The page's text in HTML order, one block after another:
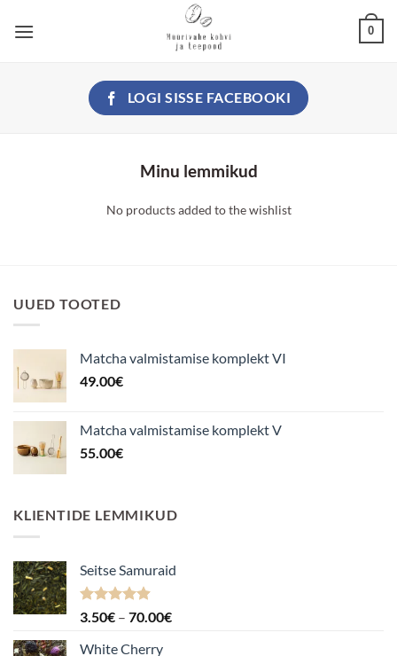
0
LOGI SISSE FACEBOOKI
Minu lemmikud
No products added to the wishlist
UUED TOOTED
Matcha valmistamise komplekt VI
49.00€
Matcha valmistamise komplekt V
55.00€
KLIENTIDE LEMMIKUD
Seitse Samuraid
Hinnanguga
3.50€ – 70.00€Hinnavahemik:
White Cherry